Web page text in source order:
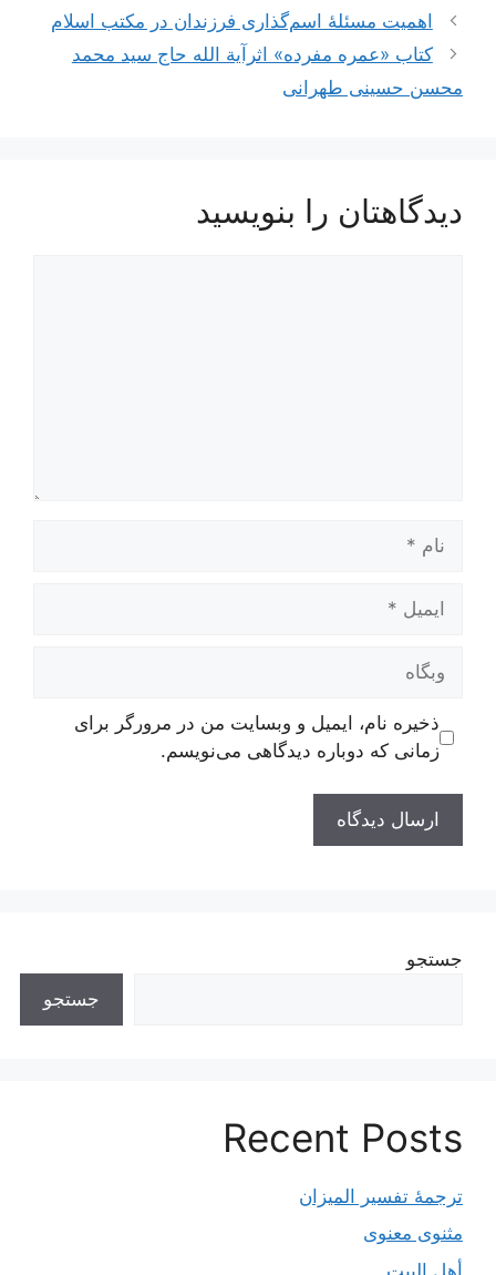
ناوبری
نوشته‌ها
اهمیت مسئلۀ اسم‌گذارى فرزندان در مكتب اسلام
کتاب «عمره مفرده» اثرآیة الله حاج سید محمد
محسن حسینی طهرانی
دیدگاهتان را بنویسید
ایمیل
وبگاه
ذخیره نام، ایمیل و وبسایت من در مرورگر برای
زمانی که دوباره دیدگاهی می‌نویسم.
جستجو
جستجو
Recent Posts
ترجمۀ تفسیر المیزان
مثنوی معنوی
أهل البيت